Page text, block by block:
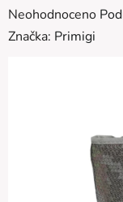
Průměrné
hodnocení
Neohodnoceno
Značka: Primigi